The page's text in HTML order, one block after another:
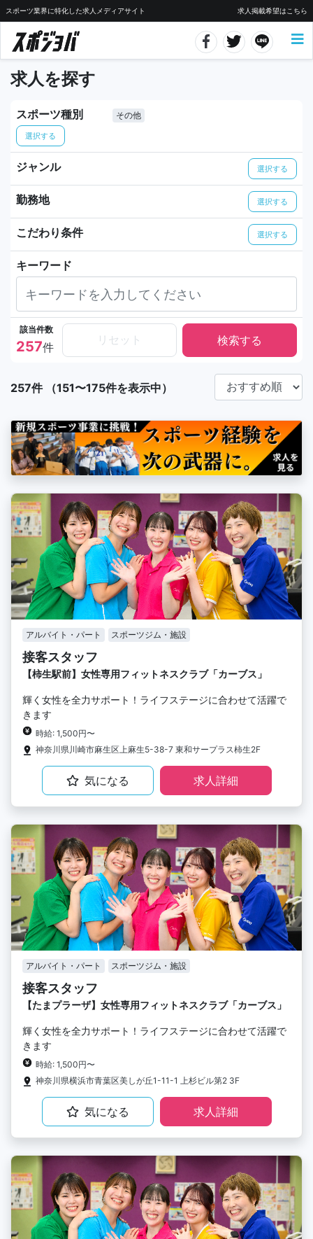
スポーツ業界に特化した求人メディアサイト 求人掲載希望はこちら
求人を探す
スポーツ種別
選択する
その他
ジャンル 選択する
勤務地 選択する
こだわり条件 選択する
キーワード
該当件数
257件
リセット
257件 （151〜175件を表示中）
アルバイト・パート スポーツジム・施設
接客スタッフ
【柿生駅前】女性専用フィットネスクラブ「カーブス」
輝く女性を全力サポート！ライフステージに合わせて活躍で
きます
時給: 1,500円〜
神奈川県川崎市麻生区上麻生5-38-7 東和サープラス柿生2F
気になる 求人詳細
アルバイト・パート スポーツジム・施設
接客スタッフ
【たまプラーザ】女性専用フィットネスクラブ「カーブス」
輝く女性を全力サポート！ライフステージに合わせて活躍で
きます
時給: 1,500円〜
神奈川県横浜市青葉区美しが丘1-11-1 上杉ビル第2 3F
気になる 求人詳細